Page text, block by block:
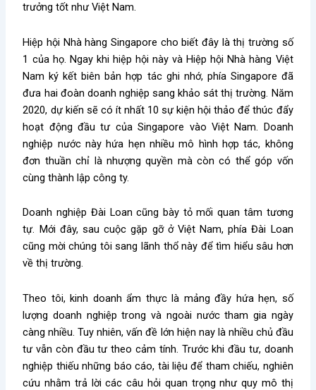
trưởng tốt như Việt Nam.
Hiệp hội Nhà hàng Singapore cho biết đây là thị trường số
1 của họ. Ngay khi hiệp hội này và Hiệp hội Nhà hàng Việt
Nam ký kết biên bản hợp tác ghi nhớ, phía Singapore đã
đưa hai đoàn doanh nghiệp sang khảo sát thị trường. Năm
2020, dự kiến sẽ có ít nhất 10 sự kiện hội thảo để thúc đẩy
hoạt động đầu tư của Singapore vào Việt Nam. Doanh
nghiệp nước này hứa hẹn nhiều mô hình hợp tác, không
đơn thuần chỉ là nhượng quyền mà còn có thể góp vốn
cùng thành lập công ty.
Doanh nghiệp Đài Loan cũng bày tỏ mối quan tâm tương
tự. Mới đây, sau cuộc gặp gỡ ở Việt Nam, phía Đài Loan
cũng mời chúng tôi sang lãnh thổ này để tìm hiểu sâu hơn
về thị trường.
Theo tôi, kinh doanh ẩm thực là mảng đầy hứa hẹn, số
lượng doanh nghiệp trong và ngoài nước tham gia ngày
càng nhiều. Tuy nhiên, vấn đề lớn hiện nay là nhiều chủ đầu
tư vẫn còn đầu tư theo cảm tính. Trước khi đầu tư, doanh
nghiệp thiếu những báo cáo, tài liệu để tham chiếu, nghiên
cứu nhằm trả lời các câu hỏi quan trọng như quy mô thị